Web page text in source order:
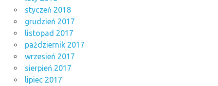
styczeń 2018
grudzień 2017
listopad 2017
październik 2017
wrzesień 2017
sierpień 2017
lipiec 2017